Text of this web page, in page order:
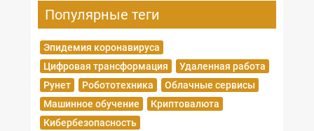
Популярные теги
Эпидемия коронавируса
Цифровая трансформация
Удаленная работа
Рунет
Робототехника
Облачные сервисы
Машинное обучение
Криптовалюта
Кибербезопасность